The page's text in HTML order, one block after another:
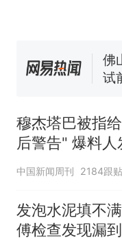
试
已
台
享
因
穆杰塔巴被指
后警告" 爆料人
深长
中国新闻周刊 2184跟贴
发泡水泥填不
傅检查发现漏